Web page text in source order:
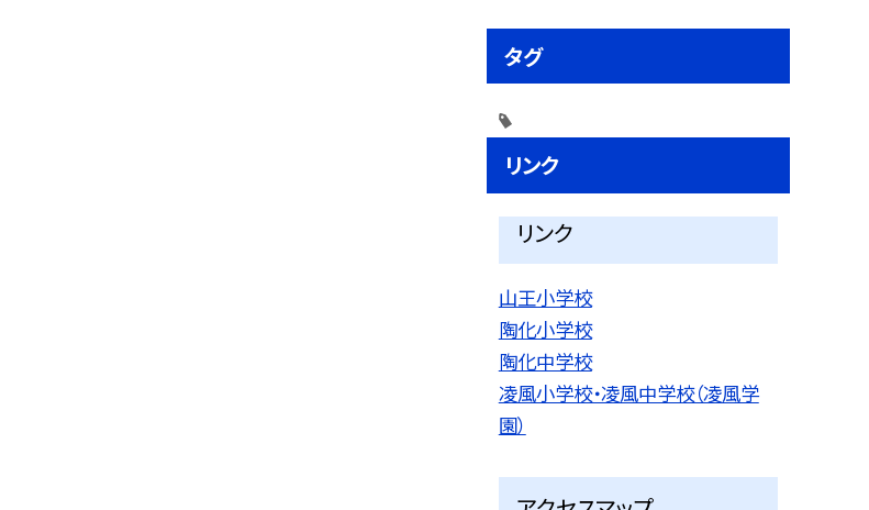
タグ
リンク
リンク
山王小学校
陶化小学校
陶化中学校
凌風小学校・凌風中学校（凌風学
園）